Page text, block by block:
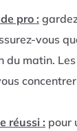
pro :
vous
du matin.
réussi : pour